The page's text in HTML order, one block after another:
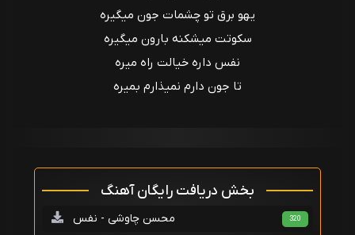
یهو برق تو چشمات جون میگیره
سکوتت میشکنه بارون میگیره
نفس داره خیالت راه میره
تا جون دارم نمیذارم بمیره
بخش دریافت رایگان آهنگ
محسن چاوشی - نفس 320